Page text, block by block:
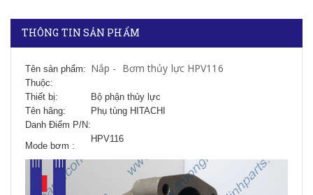
THÔNG TIN SẢN PHẨM
Tên sản phẩm: Nắp - Bơm thủy lực HPV116
Thuộc:
Thiết bị:
Bộ phận thủy lực
Tên hãng:
Phụ tùng HITACHI
Danh Điểm P/N:
Mode bơm :
HPV116